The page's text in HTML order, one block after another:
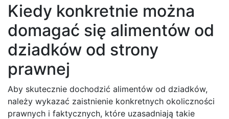
Kiedy konkretnie można
domagać się alimentów od
dziadków od strony
prawnej
Aby skutecznie dochodzić alimentów od dziadków,
należy wykazać zaistnienie konkretnych okoliczności
prawnych i faktycznych, które uzasadniają takie